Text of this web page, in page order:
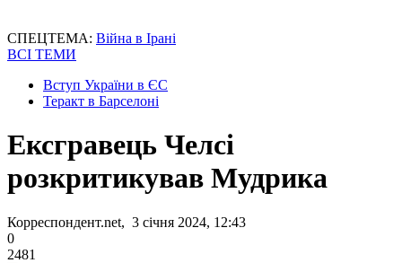
СПЕЦТЕМА: Війна в Ірані
ВСІ ТЕМИ
Вступ України в ЄС
Теракт в Барселоні
Ексгравець Челсі
розкритикував Мудрика
Корреспондент.net, 3 січня 2024, 12:43
0
2481